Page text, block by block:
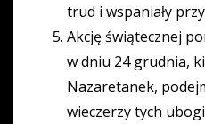
trud i wspaniały
Akcję świątecznej
w dniu 24 grudnia,
Nazaretanek,
wieczerzy tych